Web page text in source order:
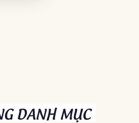
DANH MỤC